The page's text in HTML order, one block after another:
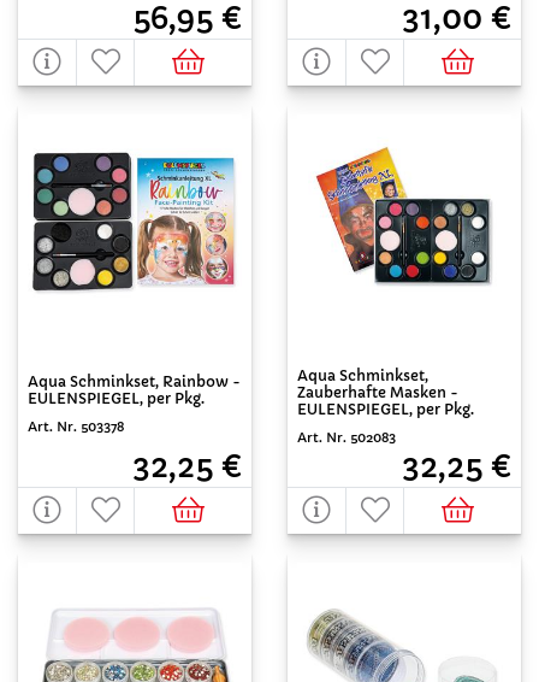
56,95 € 31,00 €
Aqua Schminkset, Rainbow -
EULENSPIEGEL, per Pkg.
Art. Nr. 503378
32,25 €
Aqua Schminkset,
Zauberhafte Masken -
EULENSPIEGEL, per Pkg.
Art. Nr. 502083
32,25 €